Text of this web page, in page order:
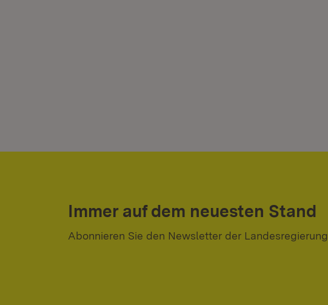
Immer auf dem neuesten Stand
Abonnieren Sie den Newsletter der Landesregierung.